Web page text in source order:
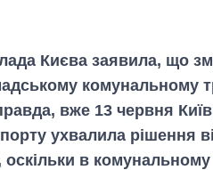
Києва заявила, що
комунальному
вже 13 червня
ухвалила рішення
оскільки в